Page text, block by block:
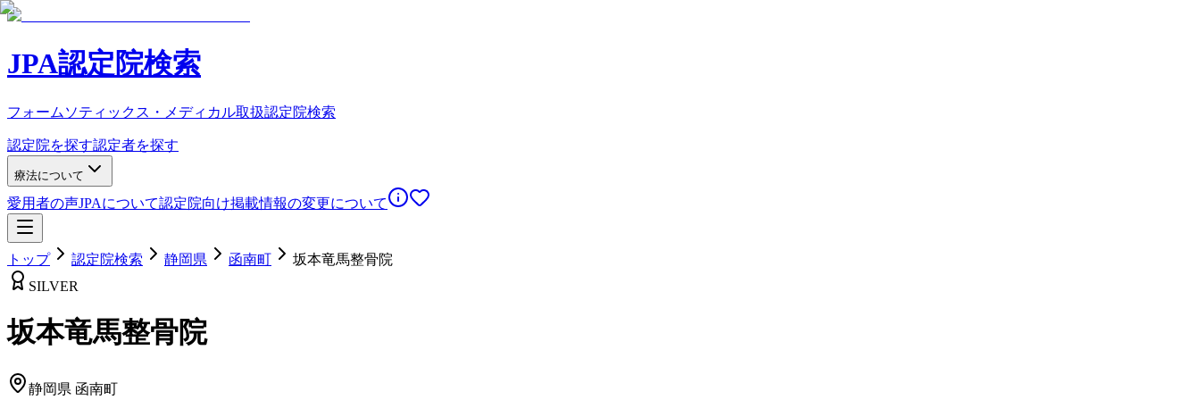
JPA認定院検索
フォームソティックス・メディカル取扱認定院検索
認定院を探す認定者を探す
療法について
愛用者の声JPAについて認定院向け掲載情報の変更について
トップ 認定院検索 静岡県 函南町
坂本竜馬整骨院
SILVER
坂本竜馬整骨院
静岡県 函南町